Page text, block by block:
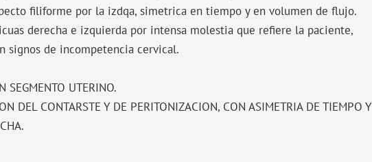
filiforme por la izdqa, simetrica en tiempo y en volumen de flujo.
derecha e izquierda por intensa molestia que refiere la paciente,
signos de incompetencia cervical.
SEGMENTO UTERINO.
DEL CONTARSTE Y DE PERITONIZACION, CON ASIMETRIA DE TIEMPO Y